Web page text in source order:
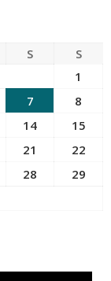
S
S
1
7
8
14
15
21
22
28
29